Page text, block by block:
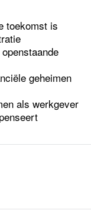
toekomst is
geheimen
als werkgever